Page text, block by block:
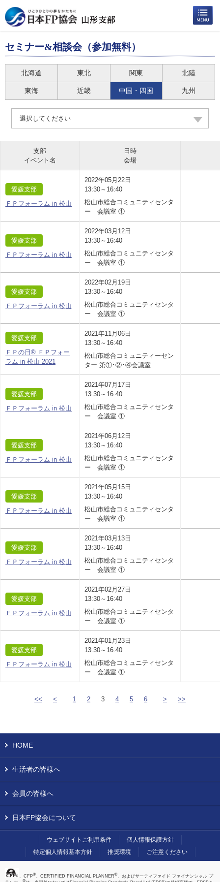
セミナー&相談会（参加無料）
北海道 東北 関東 北陸
東海 近畿 中国・四国 九州
選択してください
支部
イベント名
日時
会場
愛媛支部
ＦＰフォーラム in 松山
2022年05月22日
13:30～16:40
松山市総合コミュニティセンタ
ー 会議室 ①
愛媛支部
ＦＰフォーラム in 松山
2022年03月12日
13:30～16:40
松山市総合コミュニティセンタ
ー 会議室 ①
愛媛支部
ＦＰフォーラム in 松山
2022年02月19日
13:30～16:40
松山市総合コミュニティセンタ
ー 会議室 ①
愛媛支部
ＦＰの日® ＦＰフォー
ラム in 松山 2021
2021年11月06日
13:30～16:40
松山市総合コミュニティーセン
ター 第①･②･④会議室
愛媛支部
ＦＰフォーラム in 松山
2021年07月17日
13:30～16:40
松山市総合コミュニティセンタ
ー 会議室 ①
愛媛支部
ＦＰフォーラム in 松山
2021年06月12日
13:30～16:40
松山市総合コミュニティセンタ
ー 会議室 ①
愛媛支部
ＦＰフォーラム in 松山
2021年05月15日
13:30～16:40
松山市総合コミュニティセンタ
ー 会議室 ①
愛媛支部
ＦＰフォーラム in 松山
2021年03月13日
13:30～16:40
松山市総合コミュニティセンタ
ー 会議室 ①
愛媛支部
ＦＰフォーラム in 松山
2021年02月27日
13:30～16:40
松山市総合コミュニティセンタ
ー 会議室 ①
愛媛支部
ＦＰフォーラム in 松山
2021年01月23日
13:30～16:40
松山市総合コミュニティセンタ
ー 会議室 ①
<< < 1 2 3 4 5 6 > >>
HOME
生活者の皆様へ
会員の皆様へ
日本FP協会について
ウェブサイトご利用条件
個人情報保護方針
特定個人情報基本方針
推奨環境 ご注意ください
、CFP®、CERTIFIED FINANCIAL PLANNER®、およびサーティファイド ファイナンシャル プ
®